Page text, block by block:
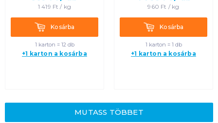
1 419 Ft / kg
KosárbaKosárba
1 karton = 12 db
+1 karton a kosárba
960 Ft / kg
KosárbaKosárba
1 karton = 1 db
+1 karton a kosárba
MUTASS TÖBBET